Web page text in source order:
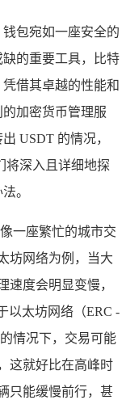
包宛如一座安全的
的重要工具，比特
借其卓越的性能和
加密货币管理服
USDT 的情况，
将深入且详细地探
。
一座繁忙的城市交
坊网络为例，当大
速度会明显变慢，
以太坊网络（ERC -
情况下，交易可能
这就好比在高峰时
只能缓慢前行，甚